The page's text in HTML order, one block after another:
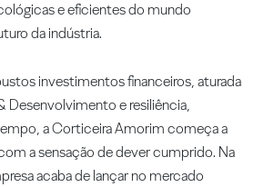
e eficientes do mundo
da indústria.
investimentos financeiros, aturada
Desenvolvimento e resiliência,
a Corticeira Amorim começa a
a sensação de dever cumprido. Na
acaba de lançar no mercado